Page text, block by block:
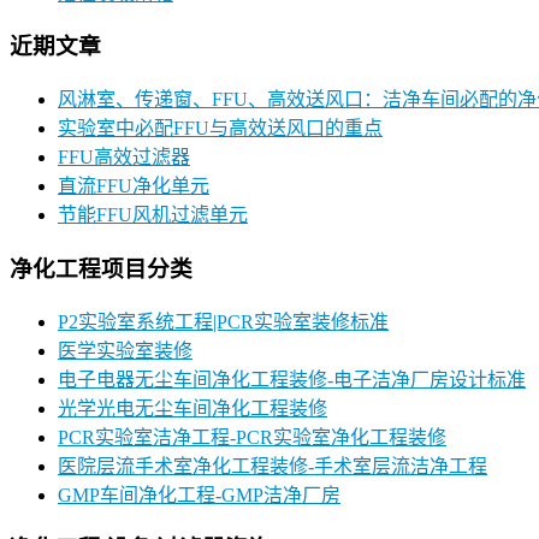
近期文章
风淋室、传递窗、FFU、高效送风口：洁净车间必配的
实验室中必配FFU与高效送风口的重点
FFU高效过滤器
直流FFU净化单元
节能FFU风机过滤单元
净化工程项目分类
P2实验室系统工程|PCR实验室装修标准
医学实验室装修
电子电器无尘车间净化工程装修-电子洁净厂房设计标准
光学光电无尘车间净化工程装修
PCR实验室洁净工程-PCR实验室净化工程装修
医院层流手术室净化工程装修-手术室层流洁净工程
GMP车间净化工程-GMP洁净厂房